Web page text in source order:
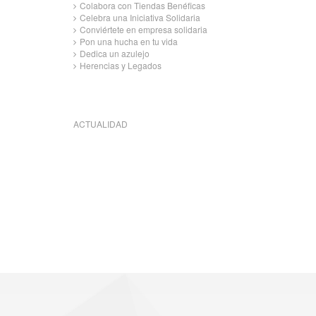
Colabora con Tiendas Benéficas
Celebra una Iniciativa Solidaria
Conviértete en empresa solidaria
Pon una hucha en tu vida
Dedica un azulejo
Herencias y Legados
ACTUALIDAD